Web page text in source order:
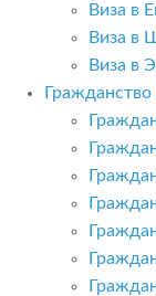
Виза в
Виза в
Виза в